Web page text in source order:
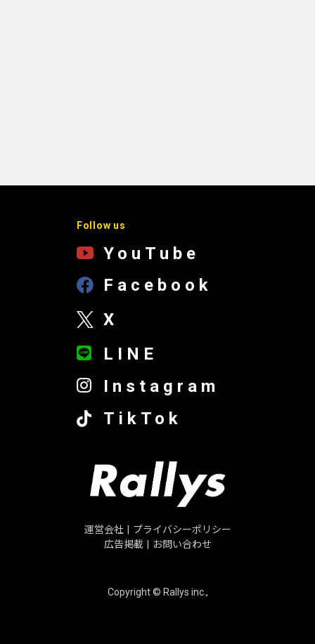
Follow us
YouTube
Facebook
X
LINE
Instagram
TikTok
運営会社
プライバシーポリシー
広告掲載
お問い合わせ
Copyright © Rallys inc.,